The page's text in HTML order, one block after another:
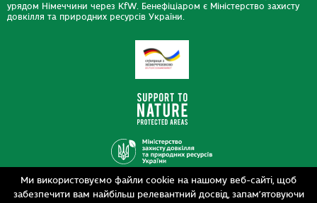
Ми використовуємо файли cookie на нашому веб-сайті, щоб
забезпечити вам найбільш релевантний досвід, запам’ятовуючи
урядом Німеччини через KfW. Бенефіціаром є Міністерство захисту
довкілля та природних ресурсів України.
Дизайн
Розробка
siteGist